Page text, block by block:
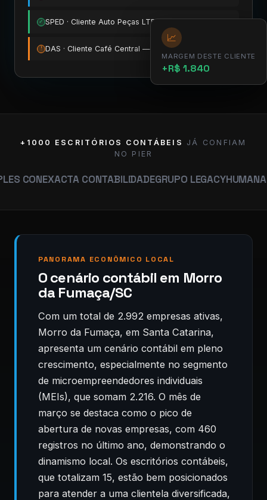
✓ SPED · Cliente Auto Peças LTDA 11:15
! DAS · Cliente Café Central — vence amanhã
📈
MARGEM DESTE CLIENTE
+R$ 1.840
+1000 ESCRITÓRIOS CONTÁBEIS
JÁ CONFIAM
NO PIER
CONTABILIDADEGRUPO LEGACYHUMANA
PANORAMA ECONÔMICO LOCAL
O cenário contábil em Morro
da Fumaça/SC
Com um total de 2.992 empresas ativas,
Morro da Fumaça, em Santa Catarina,
apresenta um cenário contábil em pleno
crescimento, especialmente no segmento
de microempreendedores individuais
(MEIs), que somam 2.216. O mês de
março se destaca como o pico de
abertura de novas empresas, com 460
registros no último ano, demonstrando o
dinamismo local. Os escritórios contábeis,
que totalizam 15, estão bem posicionados
para atender a uma clientela diversificada,